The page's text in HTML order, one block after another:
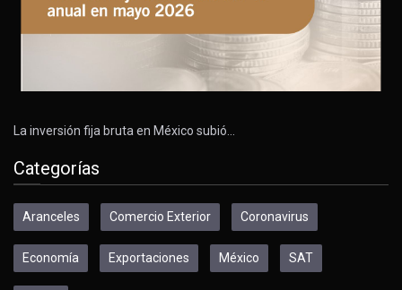
La inversión fija bruta en México subió…
Categorías
Aranceles Comercio Exterior Coronavirus
Economía Exportaciones México SAT